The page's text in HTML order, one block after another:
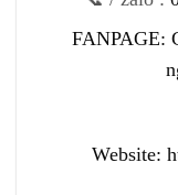
FANPAGE:
Website: